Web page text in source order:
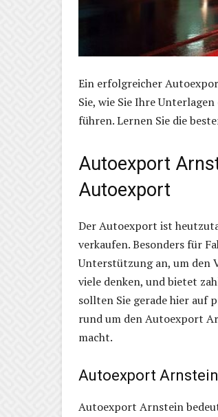
Ein erfolgreicher
Sie, wie Sie Ihre
führen. Lernen Sie die
Autoexport
Autoexport
Der Autoexport ist
verkaufen. Besonders für
Unterstützung an, um den
viele denken, und bietet
sollten Sie gerade hier auf
rund um den Autoexport
macht.
Autoexport
Autoexport Arnstein